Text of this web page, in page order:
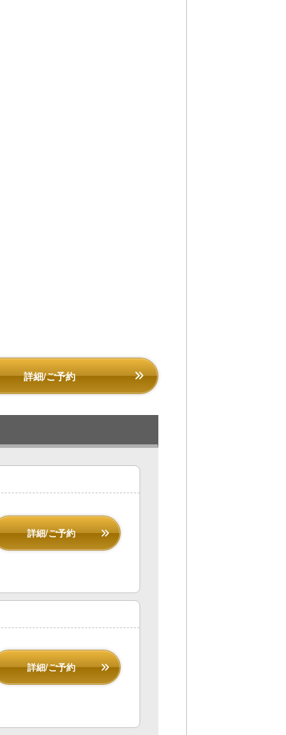
詳細/ご予約
詳細/ご予約
詳細/ご予約